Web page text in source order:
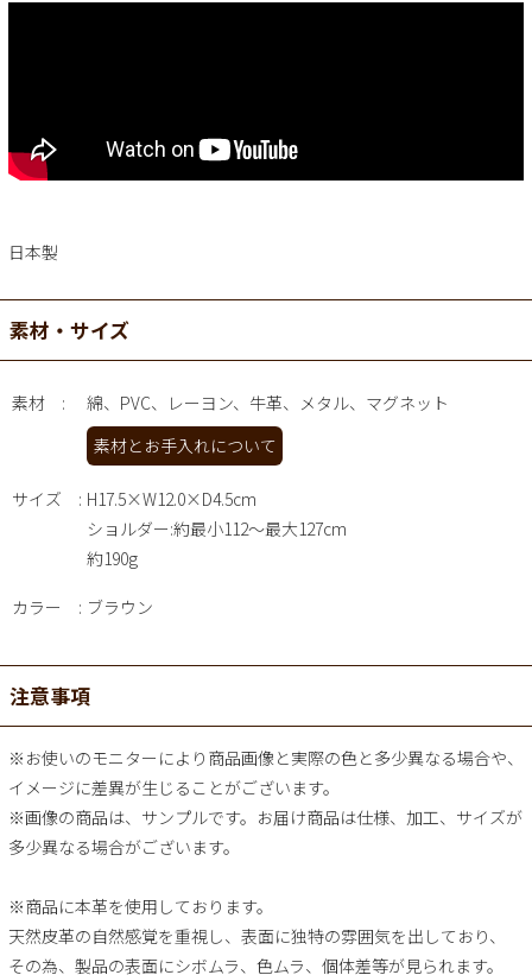
日本製
素材・サイズ
素材
綿、PVC、レーヨン、牛革、メタル、マグネット
素材とお手入れについて
サイズ
H17.5×W12.0×D4.5cm
ショルダー:約最小112～最大127cm
約190g
カラー ブラウン
注意事項
※お使いのモニターにより商品画像と実際の色と多少異なる場合や、
イメージに差異が生じることがございます。
※画像の商品は、サンプルです。お届け商品は仕様、加工、サイズが
多少異なる場合がございます。
※商品に本革を使用しております。
天然皮革の自然感覚を重視し、表面に独特の雰囲気を出しており、
その為、製品の表面にシボムラ、色ムラ、個体差等が見られます。